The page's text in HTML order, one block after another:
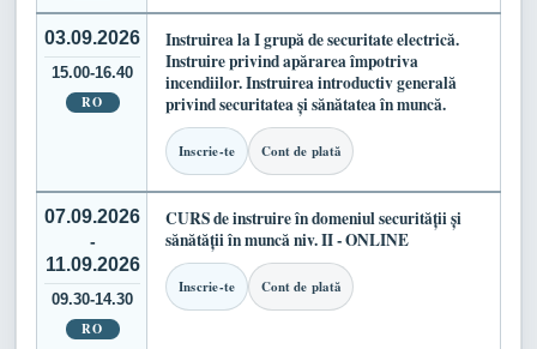
03.09.2026
15.00-16.40
RO
Instruirea la I grupă de securitate electrică.
Instruire privind apărarea împotriva
incendiilor. Instruirea introductiv generală
privind securitatea și sănătatea în muncă.
Inscrie-te Cont de plată
07.09.2026
-
11.09.2026
09.30-14.30
RO
CURS de instruire în domeniul securității și
sănătății în muncă niv. II - ONLINE
Inscrie-te Cont de plată